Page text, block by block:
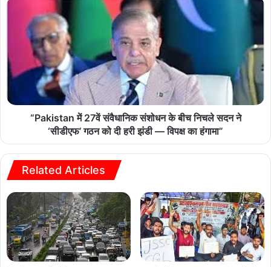
“Pakistan में 27वें संवैधानिक संशोधन के बीच निचले सदन ने
‘सीडीएफ’ गठन को दी हरी झंडी — विपक्ष का हंगामा”
Related Articles